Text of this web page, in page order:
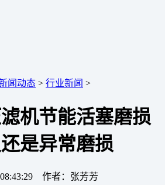
闻动态 > 行业新闻 >
机节能活塞磨损
是异常磨损
08:43:29 作者：张芳芳